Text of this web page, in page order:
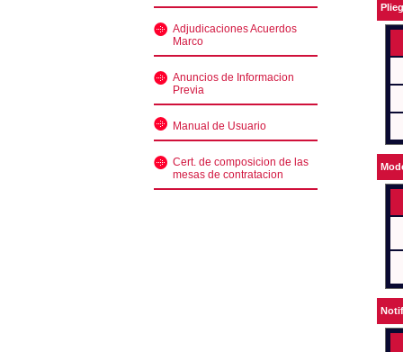
Adjudicaciones Acuerdos
Marco
Anuncios de Informacion
Previa
Manual de Usuario
Cert. de composicion de las
mesas de contratacion